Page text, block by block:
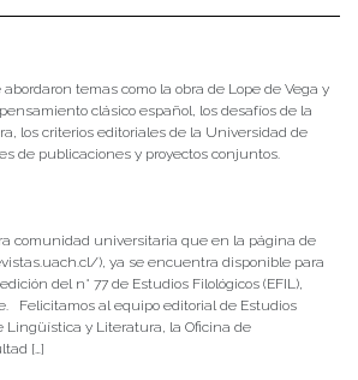
temas como la obra de Lope de Vega y
clásico español, los desafíos de la
los criterios editoriales de la Universidad de
de publicaciones y proyectos conjuntos.
comunidad universitaria que en la página de
), ya se encuentra disponible para
del n° 77 de Estudios Filológicos (EFIL),
Felicitamos al equipo editorial de Estudios
Lingüística y Literatura, la Oficina de
[…]